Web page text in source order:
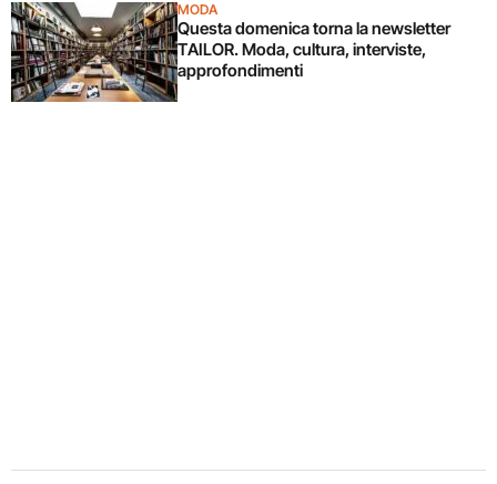
MODA
Questa domenica torna la newsletter
TAILOR. Moda, cultura, interviste,
approfondimenti